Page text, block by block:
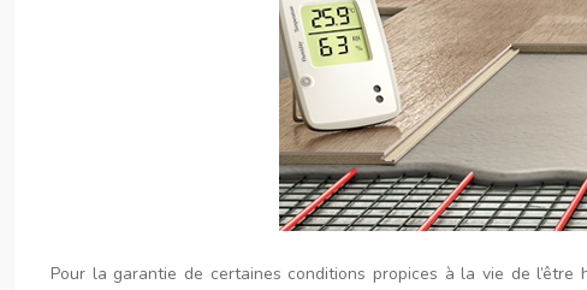
Pour la garantie de certaines conditions propices à la vie de